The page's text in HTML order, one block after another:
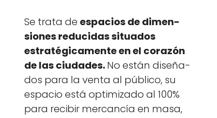
Se tra­ta de espa­cios de dimen­
siones reduci­das situ­a­dos
estratégi­ca­mente en el corazón
de las ciu­dades.No están dis­eña­
dos para la ven­ta al públi­co, su
espa­cio está opti­miza­do al 100%
para recibir mer­cancía en masa,